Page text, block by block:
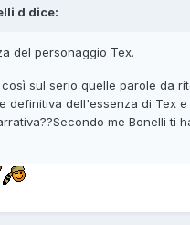
d dice:
del personaggio Tex.
sul serio quelle parole da
definitiva dell'essenza di Tex e
me Bonelli ti